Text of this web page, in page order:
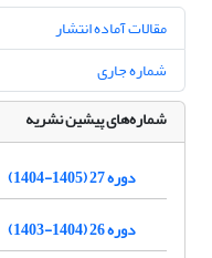
مقالات آماده انتشار
شماره جاری
شماره‌های پیشین نشریه
دوره 27 (1405-1404)
دوره 26 (1404-1403)